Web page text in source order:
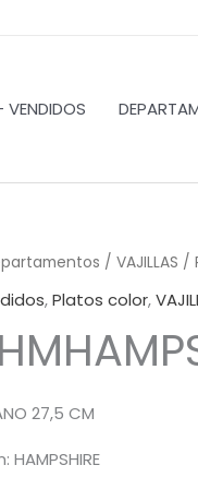
VENDIDOS
/ VAJILLAS /
,Platos color,
27,5 CM